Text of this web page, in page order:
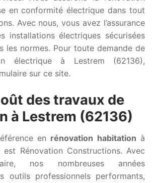
en conformité électrique dans tout
Avec nous, vous avez l’assurance
installations électriques sécurisées
les normes. Pour toute demande de
électrique à Lestrem (62136),
sur ce site.
des travaux de
à Lestrem (62136)
en rénovation habitation à
est Rénovation Constructions. Avec
nos nombreuses années
outils professionnels performants,